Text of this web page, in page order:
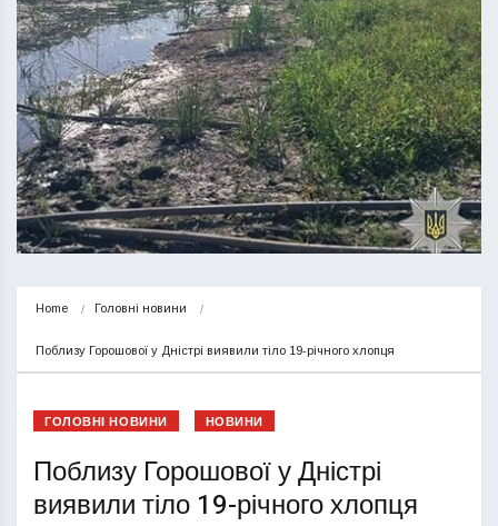
Home Головні новини
Поблизу Горошової у Дністрі виявили тіло 19-річного хлопця
ГОЛОВНІ НОВИНИ НОВИНИ
Поблизу Горошової у Дністрі
виявили тіло 19-річного хлопця